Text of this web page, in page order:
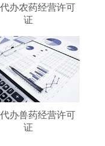
办农药经营许可
证
办兽药经营许可
证